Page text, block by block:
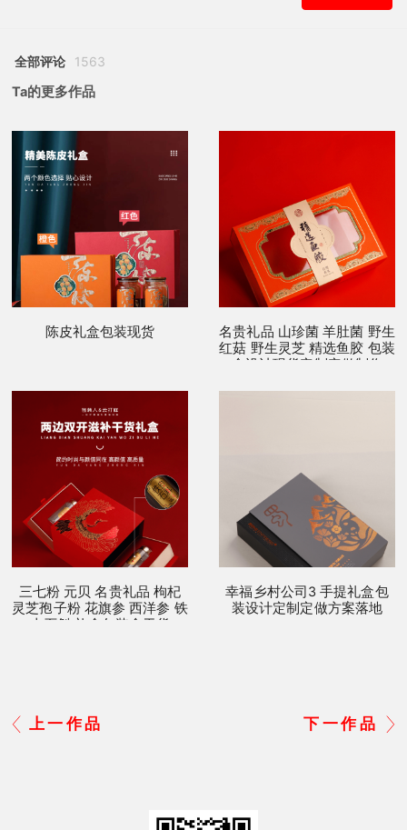
全部评论 1563
Ta的更多作品
陈皮礼盒包装现货
名贵礼品 山珍菌 羊肚菌 野生
红菇 野生灵芝 精选鱼胶 包装
盒设计现货定制定做制作
三七粉 元贝 名贵礼品 枸杞
灵芝孢子粉 花旗参 西洋参 铁
皮石斛 礼盒包装盒干货
幸福乡村公司3 手提礼盒包
装设计定制定做方案落地
上一作品 下一作品